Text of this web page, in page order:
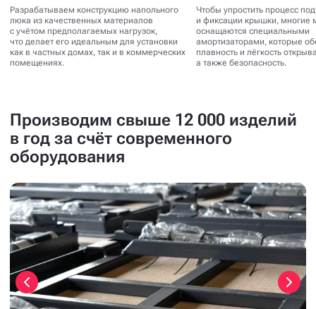
Разрабатываем конструкцию напольного
люка из качественных материалов
с учётом предполагаемых нагрузок,
что делает его идеальным для установки
как в частных домах, так и в коммерческих
помещениях.
Чтобы упростить процесс
и фиксации крышки, многие
оснащаются специальными
амортизаторами, которые
плавность и лёгкость
а также безопасность.
Производим свыше 12 000 изделий
в год за счёт современного
оборудования